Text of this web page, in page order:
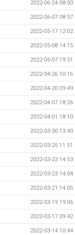
2022-06-24 08:00
2022-06-07 08:57
2022-05-17 12:02
2022-05-08 14:15
2022-05-07 19:51
2022-04-26 10:16
2022-04-20 09:49
2022-04-07 18:26
2022-04-01 18:10
2022-03-30 13:40
2022-03-25 11:51
2022-03-23 14:53
2022-03-23 14:04
2022-03-21 14:05
2022-03-19 19:06
2022-03-17 09:42
2022-03-14 10:44